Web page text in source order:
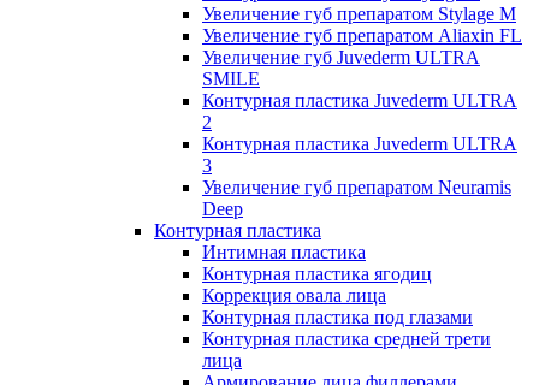
Увеличение губ препаратом Stylage M
Увеличение губ препаратом Aliaxin FL
Увеличение губ Juvederm ULTRA
SMILE
Контурная пластика Juvederm ULTRA
2
Контурная пластика Juvederm ULTRA
3
Увеличение губ препаратом Neuramis
Deep
Контурная пластика
Интимная пластика
Контурная пластика ягодиц
Коррекция овала лица
Контурная пластика под глазами
Контурная пластика средней трети
лица